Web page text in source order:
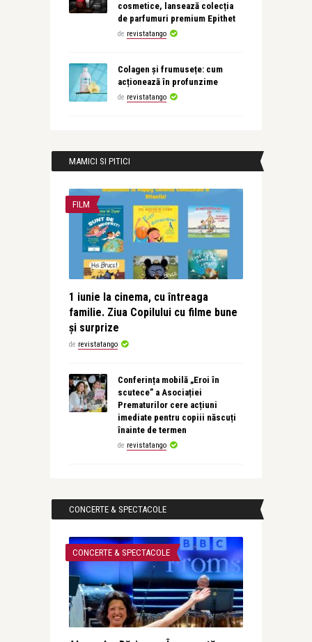
cosmetice, lansează colecția
de parfumuri premium Epithet
de revistatango
Colagen și frumusețe: cum
acționează în profunzime
de revistatango
MAMICI SI PITICI
FILM
1 iunie la cinema, cu întreaga
familie. Ziua Copilului cu filme bune
și surprize
de revistatango
Conferința mobilă „Eroi în
scutece” a Asociației
Prematurilor cere acțiuni
imediate pentru copiii născuți
înainte de termen
de revistatango
CONCERTE & SPECTACOLE
CONCERTE & SPECTACOLE